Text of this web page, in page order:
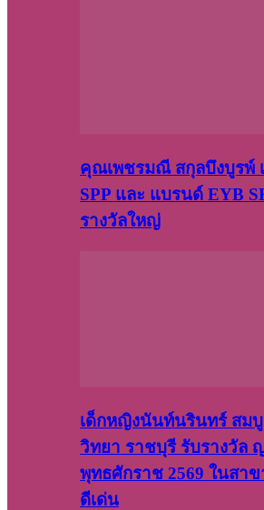
คุณเพชรมณี สกุลบึงบูรพ์
SPP และ แบรนด์ EYB
รางวัลใหญ่
เด็กหญิงนันท์นรินทร์ สม
วิทยา ราชบุรี รับรางวัล
พุทธศักราช 2569 ในสา
ดีเด่น